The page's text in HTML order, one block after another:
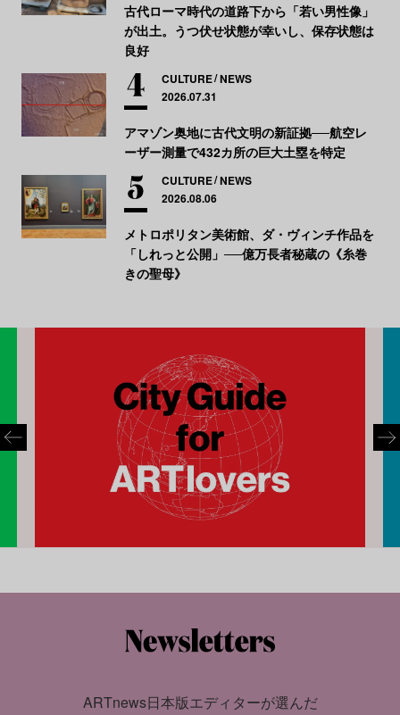
古代ローマ時代の道路下から「若い男性像」
が出土。うつ伏せ状態が幸いし、保存状態は
良好
CULTURE NEWS
2026.07.31
アマゾン奥地に古代文明の新証拠──航空レ
ーザー測量で432カ所の巨大土塁を特定
CULTURE NEWS
2026.08.06
メトロポリタン美術館、ダ・ヴィンチ作品を
「しれっと公開」──億万長者秘蔵の《糸巻
きの聖母》
ARTnews日本版エディターが選んだ